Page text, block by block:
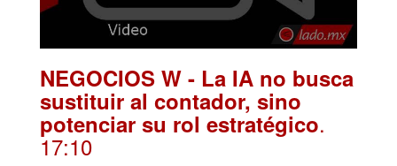
NEGOCIOS W - La IA no busca
sustituir al contador, sino
potenciar su rol estratégico.
17:10